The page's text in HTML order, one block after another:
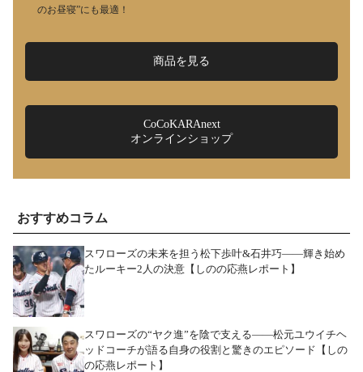
のお昼寝”にも最適！
商品を見る
CoCoKARAnext
オンラインショップ
おすすめコラム
スワローズの未来を担う松下歩叶&石井巧――輝き始め
たルーキー2人の決意【しのの応燕レポート】
スワローズの“ヤク進”を陰で支える――松元ユウイチヘ
ッドコーチが語る自身の役割と驚きのエピソード【しの
の応燕レポート】